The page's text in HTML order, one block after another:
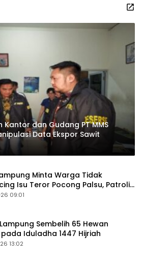
Kantor dan Gudang PT MMS
Data Ekspor Sawit
Minta Warga Tidak
Isu Teror Pocong Palsu, Patroli
Ditingkatkan
09:01
Sembelih 65 Hewan
Iduladha 1447 Hijriah
13:02